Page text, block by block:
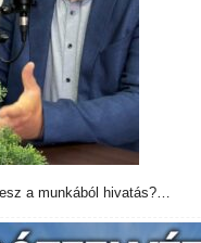
a munkából hivatás?…